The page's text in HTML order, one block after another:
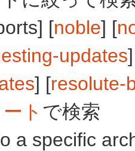
[noble] [
updates
] [resolute-
ト で検索
a specific